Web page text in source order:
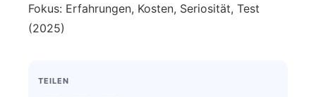
Fokus: Erfahrungen, Kosten, Seriosität, Test
(2025)
TEILEN